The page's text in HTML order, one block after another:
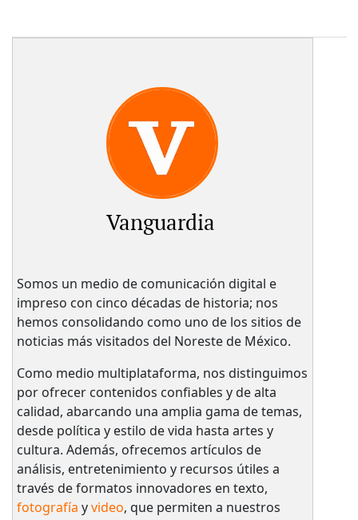
Vanguardia
Somos un medio de comunicación digital e
impreso con cinco décadas de historia; nos
hemos consolidando como uno de los sitios de
noticias más visitados del Noreste de México.
Como medio multiplataforma, nos distinguimos
por ofrecer contenidos confiables y de alta
calidad, abarcando una amplia gama de temas,
desde política y estilo de vida hasta artes y
cultura. Además, ofrecemos artículos de
análisis, entretenimiento y recursos útiles a
través de formatos innovadores en texto,
fotografía yvideo, que permiten a nuestros